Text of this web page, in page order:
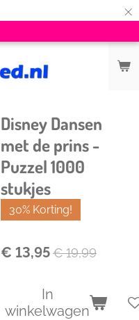
×
Disney Dansen
met de prins -
Puzzel 1000
stukjes
30% Korting!
€ 13,95€ 19,99
In
winkelwagen